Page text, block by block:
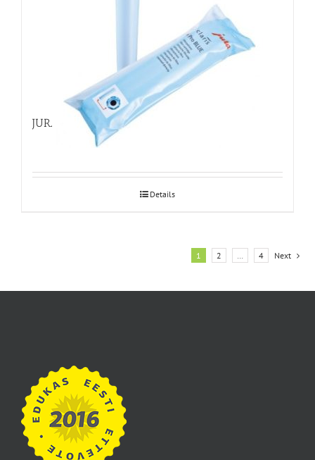
JURA Claris Pro Blue veefilter 1tk
Details
1 2 … 4 Next